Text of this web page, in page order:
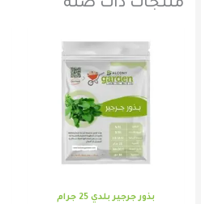
منتجات ذات صلة
بذور جرجير بلدي 25 جرام